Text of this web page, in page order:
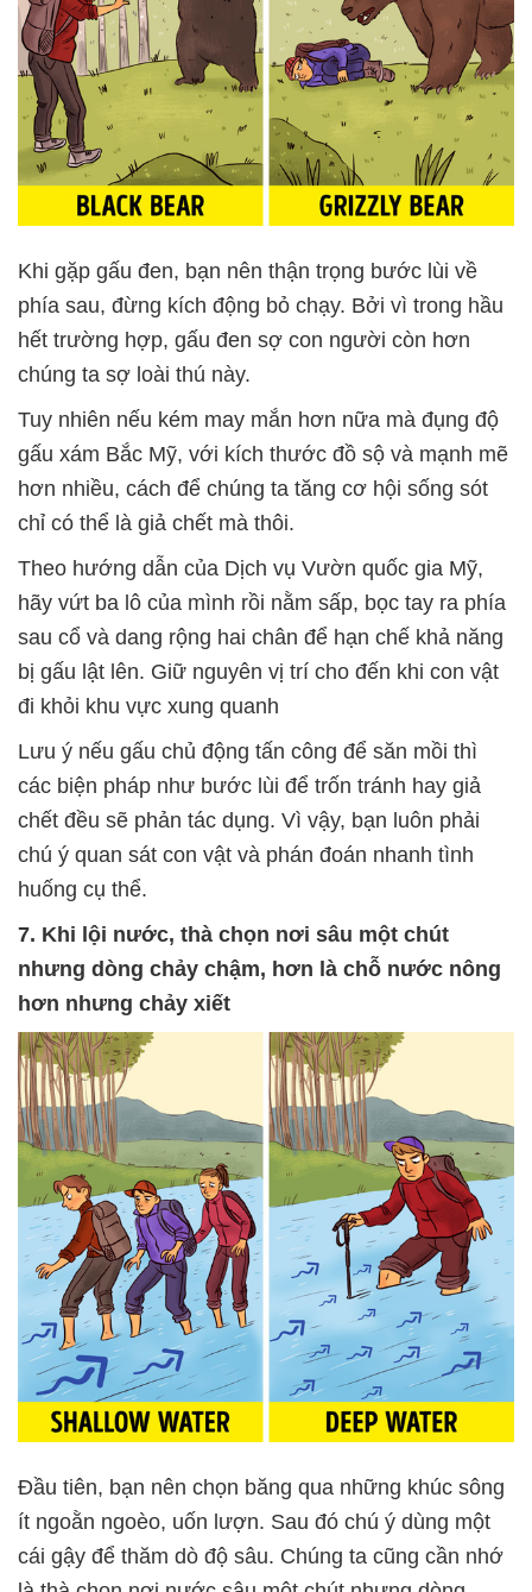
Khi gặp gấu đen, bạn nên thận trọng bước lùi về
phía sau, đừng kích động bỏ chạy. Bởi vì trong hầu
hết trường hợp, gấu đen sợ con người còn hơn
chúng ta sợ loài thú này.
Tuy nhiên nếu kém may mắn hơn nữa mà đụng độ
gấu xám Bắc Mỹ, với kích thước đồ sộ và mạnh mẽ
hơn nhiều, cách để chúng ta tăng cơ hội sống sót
chỉ có thể là giả chết mà thôi.
Theo hướng dẫn của Dịch vụ Vườn quốc gia Mỹ,
hãy vứt ba lô của mình rồi nằm sấp, bọc tay ra phía
sau cổ và dang rộng hai chân để hạn chế khả năng
bị gấu lật lên. Giữ nguyên vị trí cho đến khi con vật
đi khỏi khu vực xung quanh
Lưu ý nếu gấu chủ động tấn công để săn mồi thì
các biện pháp như bước lùi để trốn tránh hay giả
chết đều sẽ phản tác dụng. Vì vậy, bạn luôn phải
chú ý quan sát con vật và phán đoán nhanh tình
huống cụ thể.
7. Khi lội nước, thà chọn nơi sâu một chút
nhưng dòng chảy chậm, hơn là chỗ nước nông
hơn nhưng chảy xiết
Đầu tiên, bạn nên chọn băng qua những khúc sông
ít ngoằn ngoèo, uốn lượn. Sau đó chú ý dùng một
cái gậy để thăm dò độ sâu. Chúng ta cũng cần nhớ